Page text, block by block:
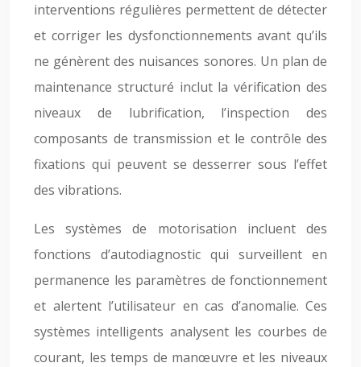
interventions régulières permettent de détecter
et corriger les dysfonctionnements avant qu’ils
ne génèrent des nuisances sonores. Un plan de
maintenance structuré inclut la vérification des
niveaux de lubrification, l’inspection des
composants de transmission et le contrôle des
fixations qui peuvent se desserrer sous l’effet
des vibrations.
Les systèmes de motorisation incluent des
fonctions d’autodiagnostic qui surveillent en
permanence les paramètres de fonctionnement
et alertent l’utilisateur en cas d’anomalie. Ces
systèmes intelligents analysent les courbes de
courant, les temps de manœuvre et les niveaux